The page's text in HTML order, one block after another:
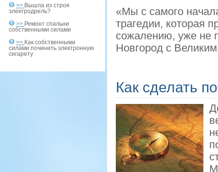
>> Вышла из строя
электродрель?
>> Ремонт спальни
собственными силами
>> Как собственными
силами починить электронную
сигарету
«Мы с самого
трагедии, которая
сожалению, уже не
Новгород с
Как сделать